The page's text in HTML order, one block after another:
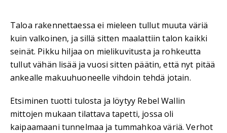
Taloa rakennettaessa ei mieleen tullut muuta väriä
kuin valkoinen, ja sillä sitten maalattiin talon kaikki
seinät. Pikku hiljaa on mielikuvitusta ja rohkeutta
tullut vähän lisää ja vuosi sitten päätin, että nyt pitää
ankealle makuuhuoneelle vihdoin tehdä jotain.
Etsiminen tuotti tulosta ja löytyy Rebel Wallin
mittojen mukaan tilattava tapetti, jossa oli
kaipaamaani tunnelmaa ja tummahkoa väriä. Verhot